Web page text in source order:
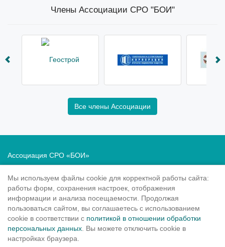
Члены Ассоциации СРО "БОИ"
Все члены Ассоциации
Ассоциация СРО «БОИ»
Политика в отношении обработки персональных данных
190020, Санкт-Петербург, Рижский пр. 3, литер Б
Тел.: 8-800-505-02-38
(812) 251-31-01, 251-10-50
Мы используем файлы cookie для корректной работы сайта:
работы форм, сохранения настроек, отображения
информации и анализа посещаемости. Продолжая
пользоваться сайтом, вы соглашаетесь с использованием
cookie в соответствии с политикой в отношении обработки
персональных данных . Вы можете отключить cookie в
настройках браузера.